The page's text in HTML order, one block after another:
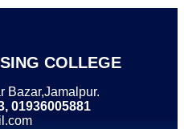
COLLEGE
Bazar,Jamalpur.
01936005881